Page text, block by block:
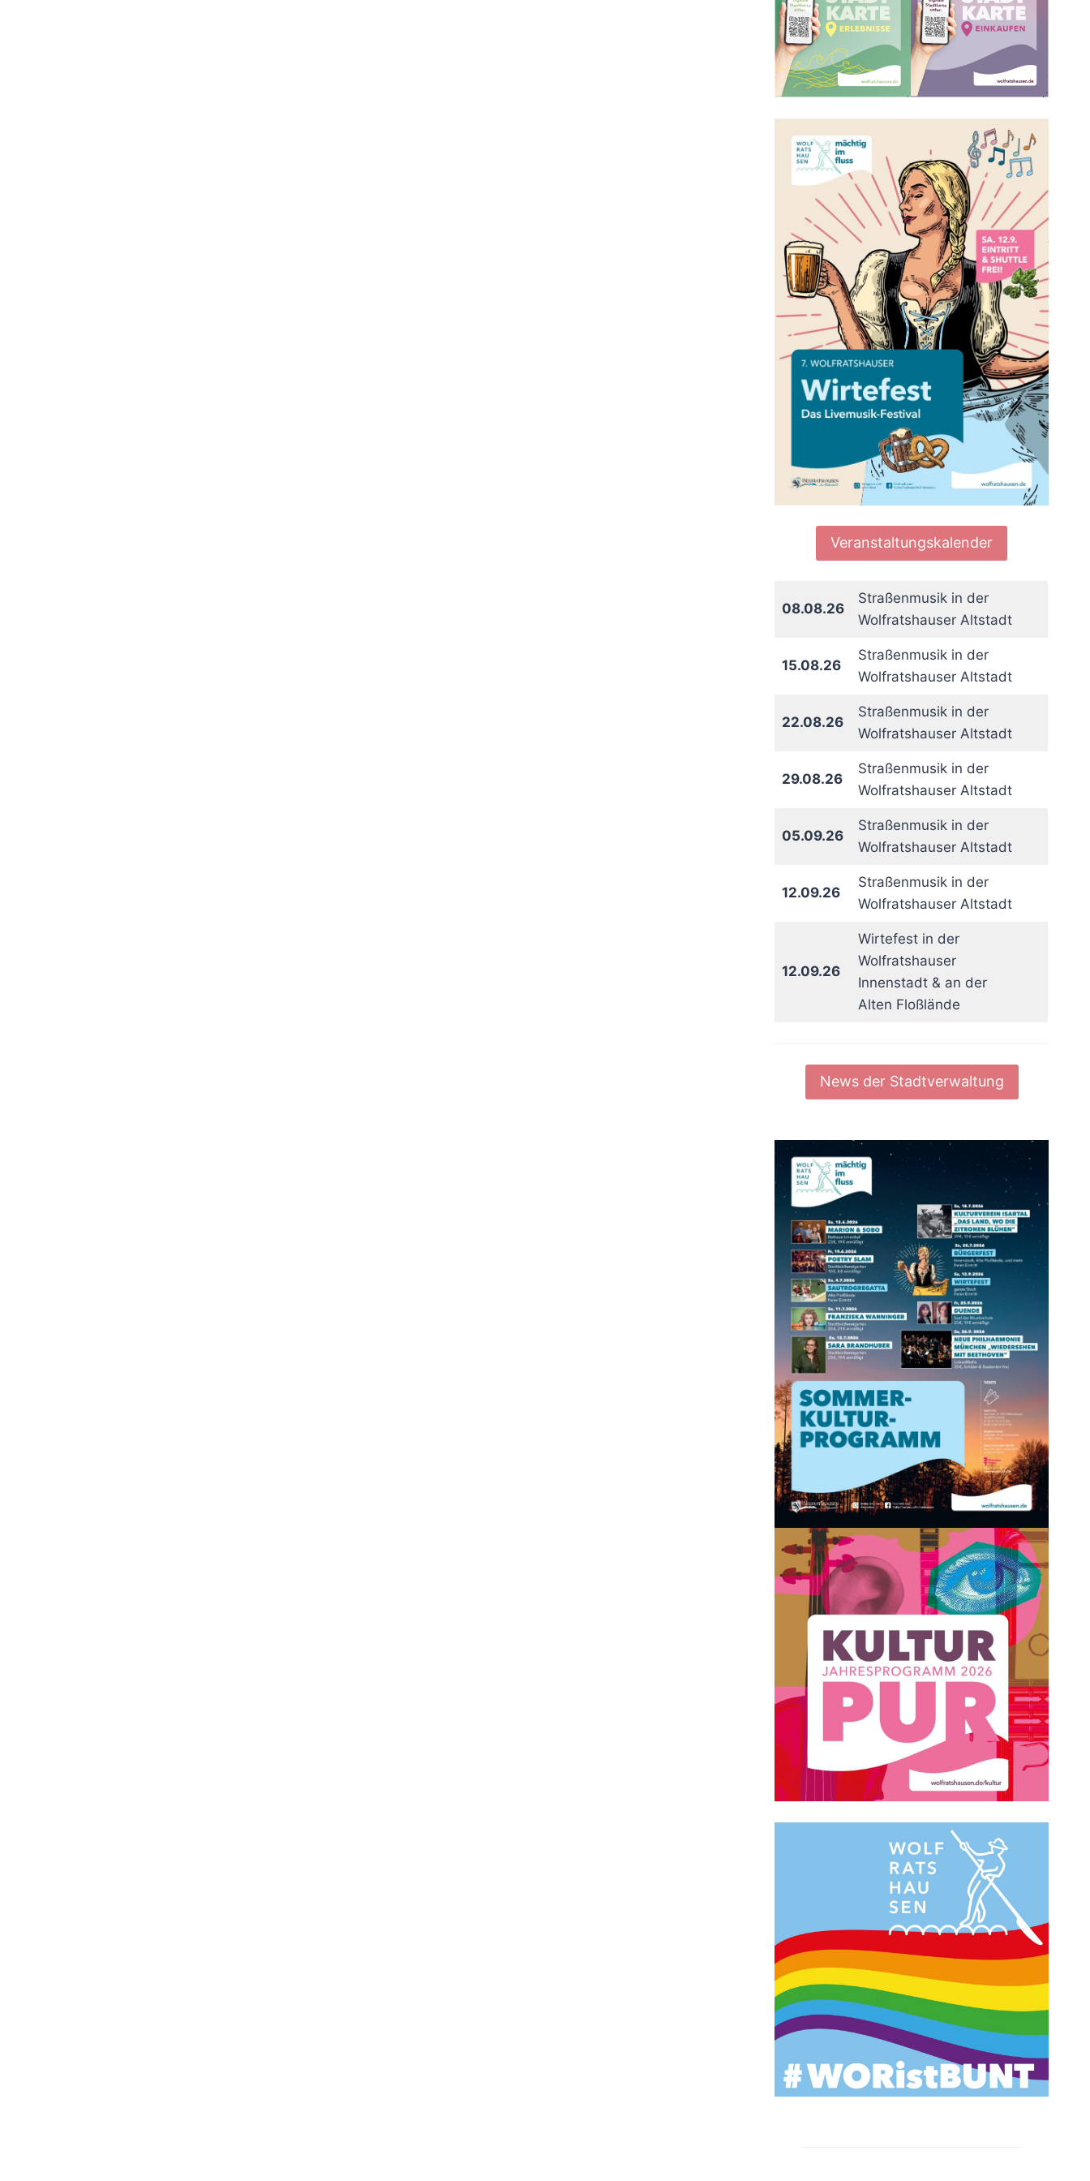
Veranstaltungskalender
08.08.26
Straßenmusik in der
Wolfratshauser Altstadt
15.08.26
Straßenmusik in der
Wolfratshauser Altstadt
22.08.26
Straßenmusik in der
Wolfratshauser Altstadt
29.08.26
Straßenmusik in der
Wolfratshauser Altstadt
05.09.26
Straßenmusik in der
Wolfratshauser Altstadt
12.09.26
Straßenmusik in der
Wolfratshauser Altstadt
12.09.26
Wirtefest in der
Wolfratshauser
Innenstadt & an der
Alten Floßlände
News der Stadtverwaltung